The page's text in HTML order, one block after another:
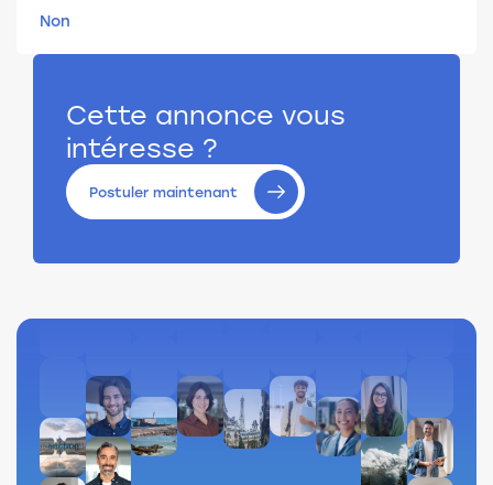
Non
Cette annonce vous
intéresse ?
Postuler maintenant